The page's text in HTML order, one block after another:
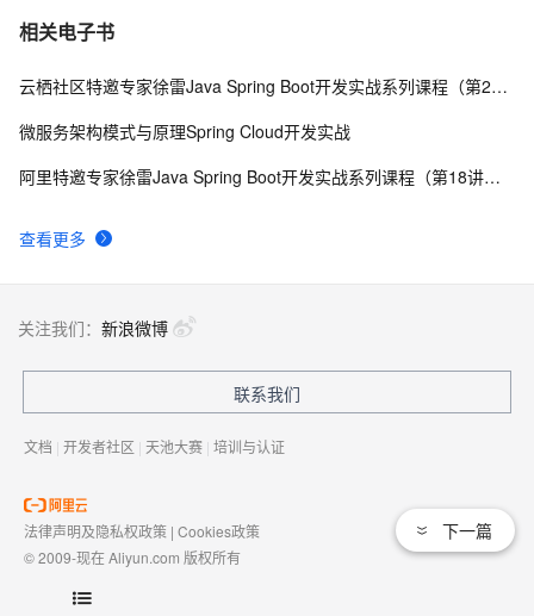
相关电子书
查看更多
云栖社区特邀专家徐雷Java Spring Boot开发实战系列课程（第20讲）：经典面试题与阿里等名企内部招聘求职面试技巧
微服务架构模式与原理Spring Cloud开发实战
阿里特邀专家徐雷Java Spring Boot开发实战系列课程（第18讲）：制作Java Docker镜像与推送到DockerHub和阿里云Docker仓库
下一篇
关注我们： 新浪微博
联系我们
文档 | 开发者社区 | 天池大赛 | 培训与认证
法律声明及隐私权政策 | Cookies政策
© 2009-现在 Aliyun.com 版权所有
域名注册服务机构许可：